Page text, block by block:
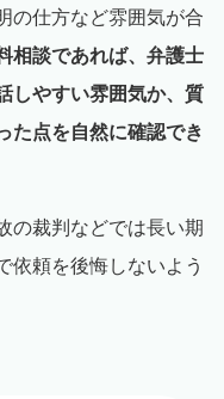
の仕方など雰囲気が合
相談であれば、弁護士
しやすい雰囲気か、質
た点を自然に確認でき
の裁判などでは長い期
依頼を後悔しないよう